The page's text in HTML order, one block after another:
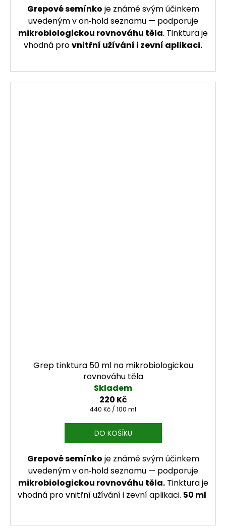
Grepové semínko je známé svým účinkem
uvedeným v on‑hold seznamu — podporuje
mikrobiologickou rovnováhu těla. Tinktura je
vhodná provnitřní užívání i zevní aplikaci.
Grep tinktura 50 ml na mikrobiologickou
rovnováhu těla
Skladem
220 Kč
Měrná cena:
440 Kč / 100 ml
DO KOŠÍKU
Grepové semínko je známé svým účinkem
uvedeným v on‑hold seznamu — podporuje
mikrobiologickou rovnováhu těla.Tinktura je
vhodná pro vnitřní užívání i zevní aplikaci. 50 ml